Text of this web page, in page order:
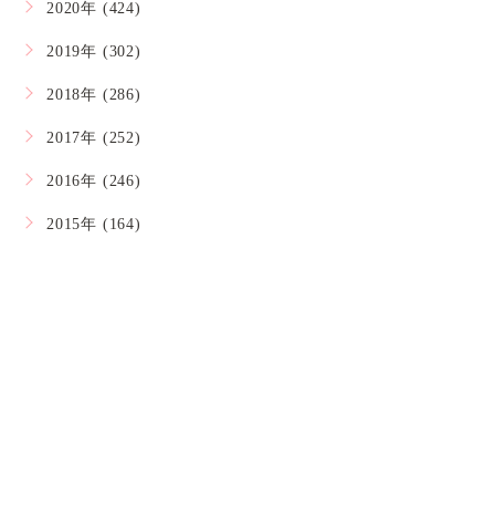
2020年 (424)
2019年 (302)
2018年 (286)
2017年 (252)
2016年 (246)
2015年 (164)